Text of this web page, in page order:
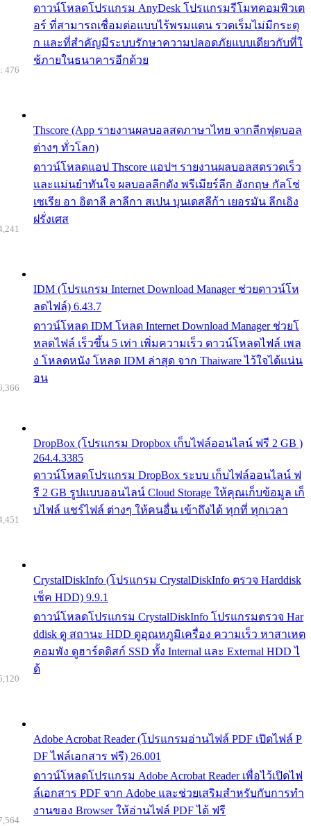
ดาวน์โหลดโปรแกรม AnyDesk โปรแกรมรีโมทคอมพิวเต
อร์ ที่สามารถเชื่อมต่อแบบไร้พรมแดน รวดเร็มไม่มีกระตุ
ก และที่สำคัญมีระบบรักษาความปลอดภัยแบบเดียวกับที่ใ
ช้ภายในธนาคารอีกด้วย
Thscore (App รายงานผลบอลสดภาษาไทย จากลีกฟุตบอล
ต่างๆ ทั่วโลก)
ดาวน์โหลดแอป Thscore แอปฯ รายงานผลบอลสดรวดเร็ว
และแม่นยำทันใจ ผลบอลลีกดัง พรีเมียร์ลีก อังกฤษ กัลโช่
เซเรีย อา อิตาลี ลาลีกา สเปน บุนเดสลีก้า เยอรมัน ลีกเอิง
ฝรั่งเศส
476
IDM (โปรแกรม Internet Download Manager ช่วยดาวน์โห
ลดไฟล์) 6.43.7
ดาวน์โหลด IDM โหลด Internet Download Manager ช่วยโ
หลดไฟล์ เร็วขึ้น 5 เท่า เพิ่มความเร็ว ดาวน์โหลดไฟล์ เพล
ง โหลดหนัง โหลด IDM ล่าสุด จาก Thaiware ไว้ใจได้แน่น
อน
DropBox (โปรแกรม Dropbox เก็บไฟล์ออนไลน์ ฟรี 2 GB )
264.4.3385
ดาวน์โหลดโปรแกรม DropBox ระบบ เก็บไฟล์ออนไลน์ ฟ
รี 2 GB รูปแบบออนไลน์ Cloud Storage ให้คุณเก็บข้อมูล เก็
บไฟล์ แชร์ไฟล์ ต่างๆ ให้คนอื่น เข้าถึงได้ ทุกที่ ทุกเวลา
CrystalDiskInfo (โปรแกรม CrystalDiskInfo ตรวจ Harddisk
เช็ค HDD) 9.9.1
ดาวน์โหลดโปรแกรม CrystalDiskInfo โปรแกรมตรวจ Har
ddisk ดู สถานะ HDD ดูอุณหภูมิเครื่อง ความเร็ว หาสาเหต
คอมพัง ดูฮาร์ดดิสก์ SSD ทั้ง Internal และ External HDD ไ
ด้
Adobe Acrobat Reader (โปรแกรมอ่านไฟล์ PDF เปิดไฟล์ P
DF ไฟล์เอกสาร ฟรี) 26.001
ดาวน์โหลดโปรแกรม Adobe Acrobat Reader เพื่อไว้เปิดไฟ
ล์เอกสาร PDF จาก Adobe และช่วยเสริมสำหรับกับการทำ
งานของ Browser ให้อ่านไฟล์ PDF ได้ ฟรี